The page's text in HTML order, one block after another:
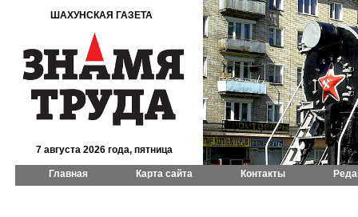
ШАХУНСКАЯ ГАЗЕТА
7 августа 2026 года, пятница
Главная Карта сайта Контакты